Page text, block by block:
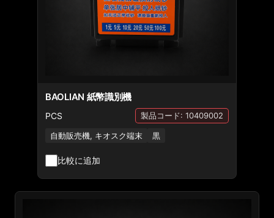
BAOLIAN 紙幣識別機
PCS 製品コード: 10409002
自動販売機, キオスク端末 黒
比較に追加